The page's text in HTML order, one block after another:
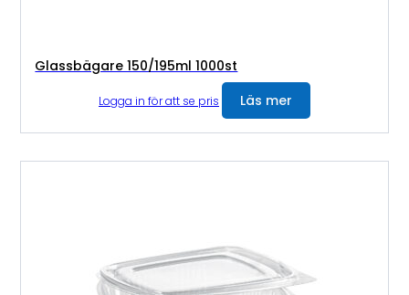
Glassbägare 150/195ml 1000st
Logga in för att se pris Läs mer